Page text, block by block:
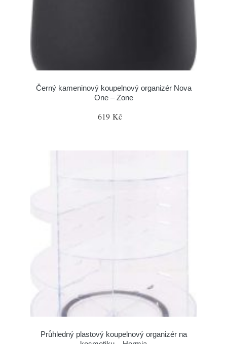
Černý kameninový koupelnový organizér Nova
One – Zone
619 Kč
Průhledný plastový koupelnový organizér na